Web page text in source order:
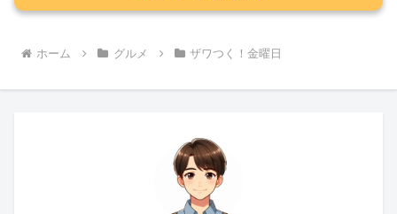
ホーム グルメ ザワつく！金曜日